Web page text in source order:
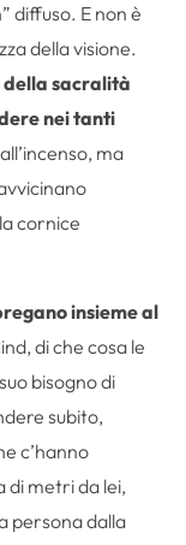
diffuso. E non è
della visione.
sacralità
nei tanti
ma
cornice
insieme al
di che cosa le
bisogno di
subito,
c’hanno
di metri da lei,
persona dalla